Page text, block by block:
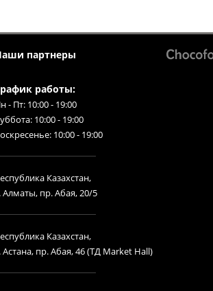
партнеры
работы:
- Пт: 10:00 - 19:00
10:00 - 19:00
10:00 - 19:00
Казахстан,
Алматы, пр. Абая, 20/5
Казахстан,
Астана, пр. Абая, 46 (ТД Market Hall)